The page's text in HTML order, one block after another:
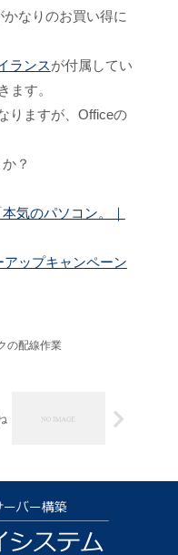
なりのお買い得に
ランスが付属してい
ます。
りますが、Officeの
？
気のパソコン。｜
ップキャンペーン
の配線作業